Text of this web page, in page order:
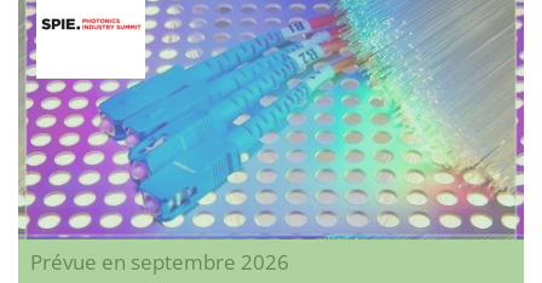
Prévue en septembre 2026